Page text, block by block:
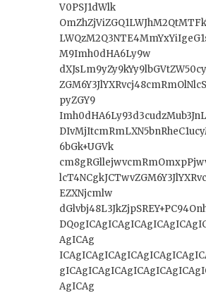
V0PSJ1dWlk
M9Imh0dHA6Ly9w
pyZGY9
6bGk+UGVk
EZXNjcmlw
AgICAg
AgICAg